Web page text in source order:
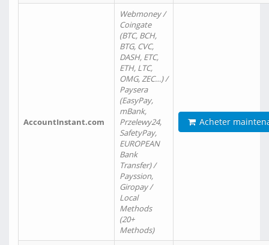
AccountInstant.com
Webmoney /
Coingate
(BTC, BCH,
BTG, CVC,
DASH, ETC,
ETH, LTC,
OMG, ZEC…) /
Paysera
(EasyPay,
mBank,
Przelewy24,
SafetyPay,
EUROPEAN
Bank
Transfer) /
Payssion,
Giropay /
Local
Methods
(20+
Methods)
Acheter